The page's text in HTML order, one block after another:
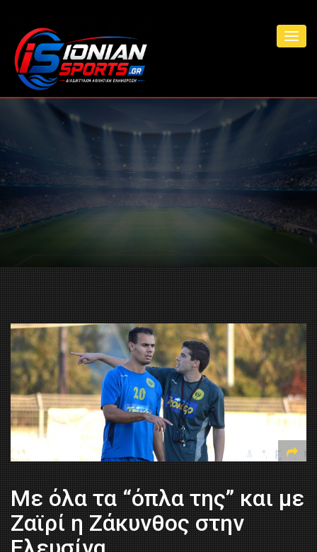
Με όλα τα “όπλα της” και με
Ζαϊρί η Ζάκυνθος στην